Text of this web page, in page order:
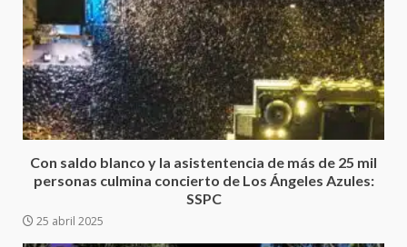
Con saldo blanco y la asistentencia de más de 25 mil
personas culmina concierto de Los Ángeles Azules:
SSPC
25 abril 2025
3
Secretaría de Gobierno refuerza
presencia institucional en San
Juan Mazatlán
20 julio 2026